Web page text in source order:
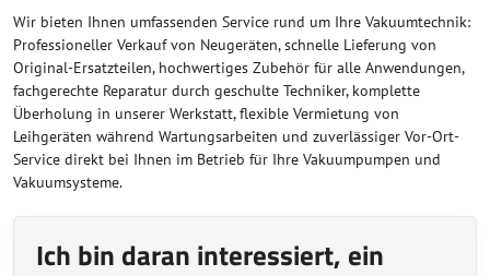
Wir bieten Ihnen umfassenden Service rund um Ihre Vakuumtechnik:
Professioneller Verkauf von Neugeräten, schnelle Lieferung von
Original-Ersatzteilen, hochwertiges Zubehör für alle Anwendungen,
fachgerechte Reparatur durch geschulte Techniker, komplette
Überholung in unserer Werkstatt, flexible Vermietung von
Leihgeräten während Wartungsarbeiten und zuverlässiger Vor-Ort-
Service direkt bei Ihnen im Betrieb für Ihre Vakuumpumpen und
Vakuumsysteme.
Ich bin daran interessiert, ein